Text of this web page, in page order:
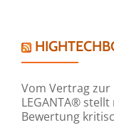
Vom Vertrag
LEGANTA®
Bewertung